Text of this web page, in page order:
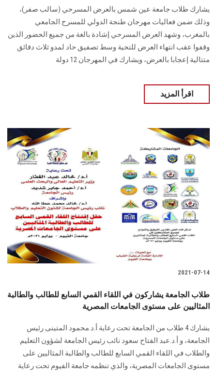
يشارك طلاب جامعة عين شمس بالعرض المسرحي (سالب صفر)،
وذلك ضمن فعاليات مهرجان طنجة الدولي للمسرح الجامعي
بالمغرب، وشهد العرض المسرحي إشادة بالغة من جميع الحضور الذين
وقفوا عقب انتهاء العرض للتحية وسط تصفيق حاد لمدو ثلاث دقائق
متتالية إعجابا بالعرض، ويشارك في المهرجان 12 دولة
اقرأ المزيد
2021-07-14
طلاب الجامعة يشاركون في اللقاء القمي السابع للطالب والطالبة
المثاليين على مستوى الجامعات المصرية
يشارك 4 طلاب من الجامعة تحت رعاية أ.د.محمود المتينى رئيس
الجامعة، و أ.د.عبد الفتاح سعود نائب رئيس الجامعة لشؤون التعليم
والطلاب في اللقاء القمي السابع للطالب والطالبة المثاليين على
مستوى الجامعات المصرية، والذي تنظمه جامعة الفيوم تحت رعاية